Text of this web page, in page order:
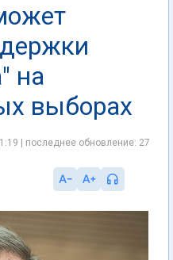
на
выборах
| последнее обновление: 27